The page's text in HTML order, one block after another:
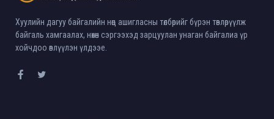
Хуулийн дагуу байгалийн нөөц ашигласны төлбөрийг бүрэн төвлөрүүлж
байгаль хамгаалах, нөхөн сэргээхэд зарцуулан унаган байгалиа үр
хойчдоо өвлүүлэн үлдээе.